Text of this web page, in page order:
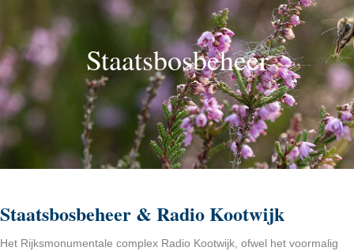
Staatsbosbeheer
Staatsbosbeheer & Radio Kootwijk
Het Rijksmonumentale complex Radio Kootwijk, ofwel het voormalig